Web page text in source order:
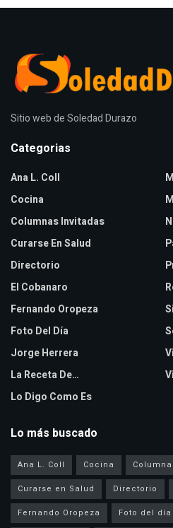
Sitio web de Soledad Durazo
Categorias
Ana L. Coll
Cocina
Columnas Invitadas
Curarse En Salud
Directorio
El Cobanaro
Fernando Oropeza
Foto Del Día
Jorge Herrera
La Receta De…
Lo Digo Como Es
Lo más buscado
Ana L. Coll Cocina
Curarse en Salud
Directorio
Fernando Oropeza
Foto del día